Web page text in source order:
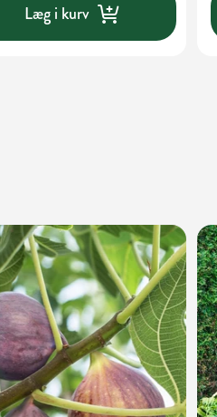
Læg i kurv